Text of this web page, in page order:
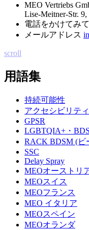
MEO Vertriebs
Lise-Meitner-Str.
電話をかけてみ
メールアドレス
scroll
用語集
持続可能性
アクセシビリティ
GPSR
LGBTQIA+・
RACK BDSM (ビ
SSC
Delay Spray
MEOオーストリ
MEOスイス
MEOフランス
MEO イタリア
MEOスペイン
MEOオランダ